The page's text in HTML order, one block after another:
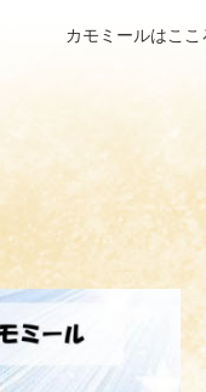
カモミールはこ